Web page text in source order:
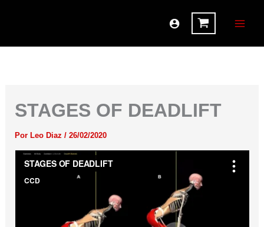
STAGES OF DEADLIFT
Por Leo Diaz / 26/02/2020